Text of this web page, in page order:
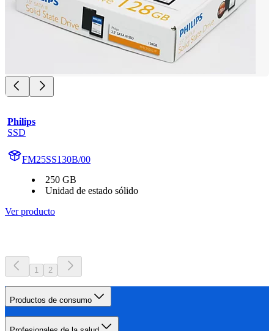
Philips
SSD
FM25SS130B/00
250 GB
Unidad de estado sólido
Ver producto
1 2
Productos de consumo